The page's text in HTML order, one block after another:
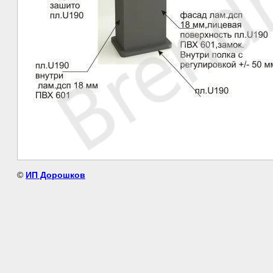
© ИП Дорошков